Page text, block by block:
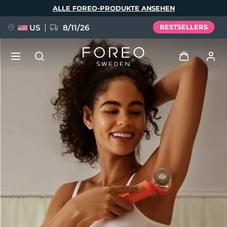
ALLE FOREO-PRODUKTE ANSEHEN
US 8/11/26 BESTSELLERS
Anmelden
Benutzerkonto
Meine Geräte
Meine Bestellungen
Meine Adressen
Meine Abonnements
FAQ™ Pure Beauty-Tech Elixir
BREAKING NEWS
issa™ Teeth Whitening Set
Sprache
Deutsch
Español
Italiano
Português
Svenska
Русский
Türkçe
简体中文 繁體中文